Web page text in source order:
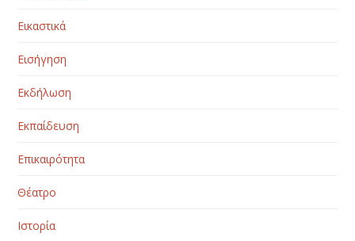
Εικαστικά
Εισήγηση
Εκδήλωση
Εκπαίδευση
Επικαιρότητα
Θέατρο
Ιστορία